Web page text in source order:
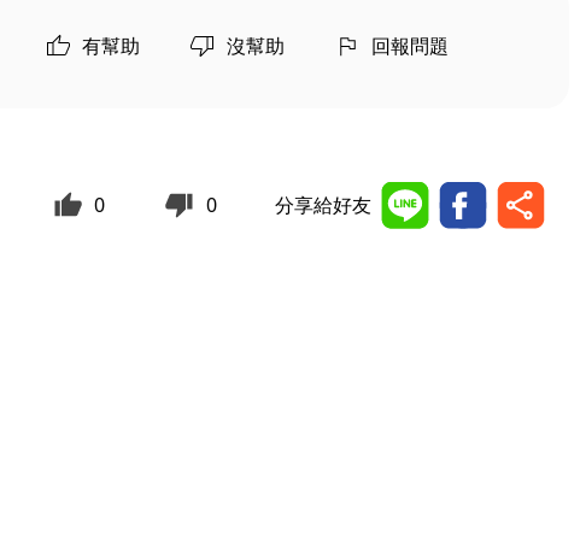
有幫助 沒幫助 回報問題
0 0 分享給好友